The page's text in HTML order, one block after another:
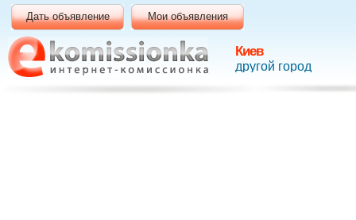
Киев
другой город
Дать объявление Мои объявления